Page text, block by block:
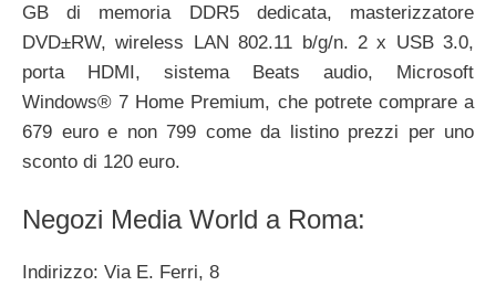
GB di memoria DDR5 dedicata, masterizzatore
DVD±RW, wireless LAN 802.11 b/g/n. 2 x USB 3.0,
porta HDMI, sistema Beats audio, Microsoft
Windows® 7 Home Premium, che potrete comprare a
679 euro e non 799 come da listino prezzi per uno
sconto di 120 euro.
Negozi Media World a Roma:
Indirizzo: Via E. Ferri, 8